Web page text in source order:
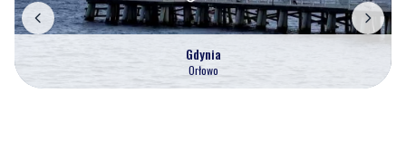
Gdynia
Orłowo